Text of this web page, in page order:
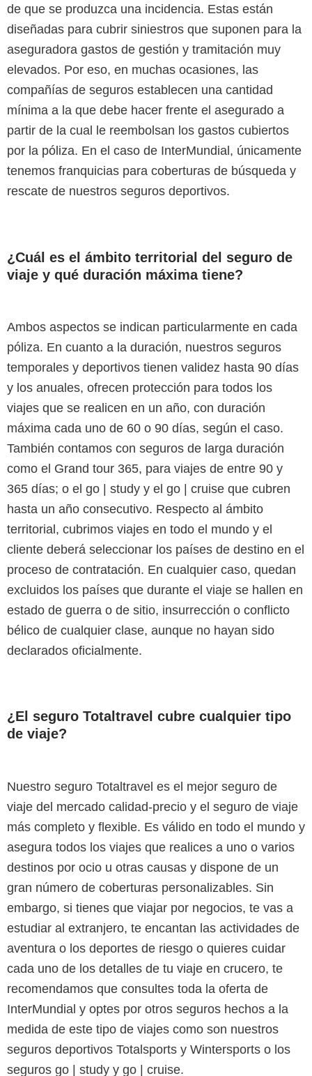
de que se produzca una incidencia. Estas están
diseñadas para cubrir siniestros que suponen para la
aseguradora gastos de gestión y tramitación muy
elevados. Por eso, en muchas ocasiones, las
compañías de seguros establecen una cantidad
mínima a la que debe hacer frente el asegurado a
partir de la cual le reembolsan los gastos cubiertos
por la póliza. En el caso de InterMundial, únicamente
tenemos franquicias para coberturas de búsqueda y
rescate de nuestros seguros deportivos.
¿Cuál es el ámbito territorial del seguro de
viaje y qué duración máxima tiene?
Ambos aspectos se indican particularmente en cada
póliza. En cuanto a la duración, nuestros seguros
temporales y deportivos tienen validez hasta 90 días
y los anuales, ofrecen protección para todos los
viajes que se realicen en un año, con duración
máxima cada uno de 60 o 90 días, según el caso.
También contamos con seguros de larga duración
como el Grand tour 365, para viajes de entre 90 y
365 días; o el go | study y el go | cruise que cubren
hasta un año consecutivo. Respecto al ámbito
territorial, cubrimos viajes en todo el mundo y el
cliente deberá seleccionar los países de destino en el
proceso de contratación. En cualquier caso, quedan
excluidos los países que durante el viaje se hallen en
estado de guerra o de sitio, insurrección o conflicto
bélico de cualquier clase, aunque no hayan sido
declarados oficialmente.
¿El seguro Totaltravel cubre cualquier tipo
de viaje?
Nuestro seguro Totaltravel es el mejor seguro de
viaje del mercado calidad-precio y el seguro de viaje
más completo y flexible. Es válido en todo el mundo y
asegura todos los viajes que realices a uno o varios
destinos por ocio u otras causas y dispone de un
gran número de coberturas personalizables. Sin
embargo, si tienes que viajar por negocios, te vas a
estudiar al extranjero, te encantan las actividades de
aventura o los deportes de riesgo o quieres cuidar
cada uno de los detalles de tu viaje en crucero, te
recomendamos que consultes toda la oferta de
InterMundial y optes por otros seguros hechos a la
medida de este tipo de viajes como son nuestros
seguros deportivos Totalsports y Wintersports o los
seguros go | study y go | cruise.